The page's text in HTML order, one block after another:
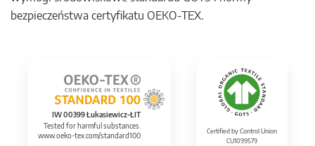
bezpieczeństwa certyfikatu OEKO-TEX.
IW 00399 Łukasiewicz-ŁIT
Tested for harmful substances.
www.oeko-tex.com/standard100
Certified by Control Union
CU1099579